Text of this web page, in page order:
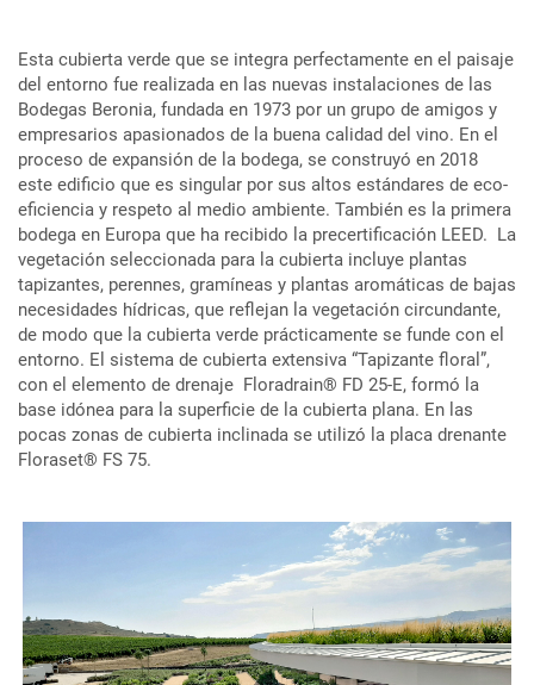
Esta cubierta verde que se integra perfectamente en el paisaje
del entorno fue realizada en las nuevas instalaciones de las
Bodegas Beronia, fundada en 1973 por un grupo de amigos y
empresarios apasionados de la buena calidad del vino. En el
proceso de expansión de la bodega, se construyó en 2018
este edificio que es singular por sus altos estándares de eco-
eficiencia y respeto al medio ambiente. También es la primera
bodega en Europa que ha recibido la precertificación LEED. La
vegetación seleccionada para la cubierta incluye plantas
tapizantes, perennes, gramíneas y plantas aromáticas de bajas
necesidades hídricas, que reflejan la vegetación circundante,
de modo que la cubierta verde prácticamente se funde con el
entorno. El sistema de cubierta extensiva “Tapizante floral”,
con el elemento de drenaje Floradrain® FD 25-E, formó la
base idónea para la superficie de la cubierta plana. En las
pocas zonas de cubierta inclinada se utilizó la placa drenante
Floraset® FS 75.